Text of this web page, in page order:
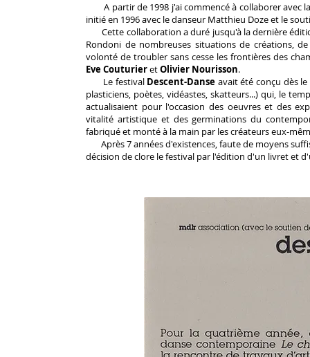
A partir de 1998 j'ai commencé à collaborer avec
initié en 1996 avec le danseur Matthieu Doze et le
Cette collaboration a duré jusqu'à la dernière
Rondoni de nombreuses situations de créations,
volonté de troubler sans cesse les frontières des
Eve CouturieretOlivier Nourisson.
Le festival Descent-Danse avait été conçu dès
plasticiens, poètes, vidéastes, skatteurs...) qui, le
actualisaient pour l'occasion des oeuvres et des
vitalité artistique et des germinations du
fabriqué et monté à la main par les créateurs eux-
Après 7 années d'existences, faute de moyens
décision de clore le festival par l'édition d'un livret et